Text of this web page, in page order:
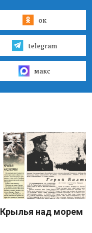
ок
telegram
макс
Крылья над морем